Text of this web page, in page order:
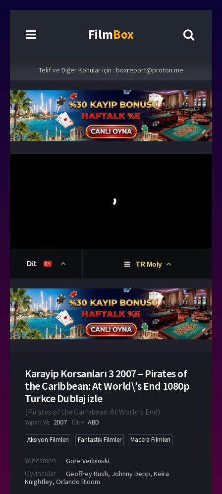
FilmBox
Telif ve Diğer Konular için : boxreport@proton.me
Dil: TR Moly
Karayip Korsanları 3 2007 – Pirates of
the Caribbean: At World\’s End 1080p
Turkce Dublaj izle
(Pirates of the Caribbean: At World's End)
Yapım Yılı 2007 Ülke ABD
Aksiyon Filmleri Fantastik Filmler Macera Filmleri
Yönetmen Gore Verbinski
Oyuncular Geoffrey Rush, Johnny Depp, Keira
Knightley, Orlando Bloom